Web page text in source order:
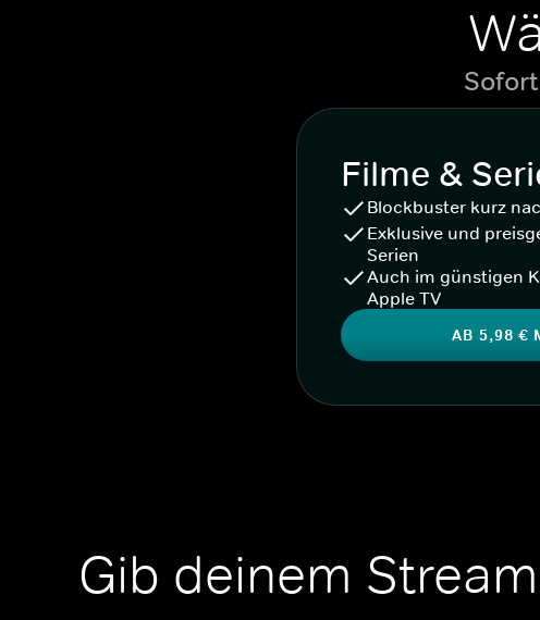
Filme &
Blockbuster kurz
Exklusive und
Serien
Auch im günstigen
Apple TV
AB 5,98 €
Gib deinem